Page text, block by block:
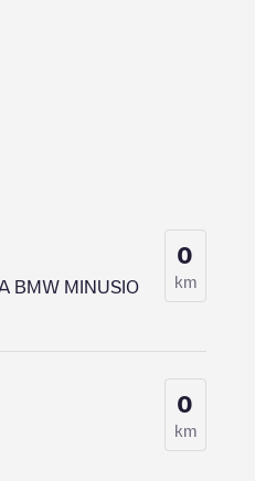
BMW MINUSIO
0
km
0
km